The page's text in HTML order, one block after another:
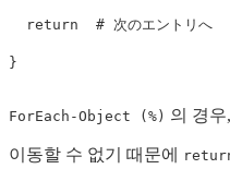
return # 次のエントリへ
}
ForEach-Object (%) 의 경우,
이동할 수 없기 때문에